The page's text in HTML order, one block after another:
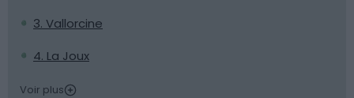
3. Vallorcine
4. La Joux
Voir plus